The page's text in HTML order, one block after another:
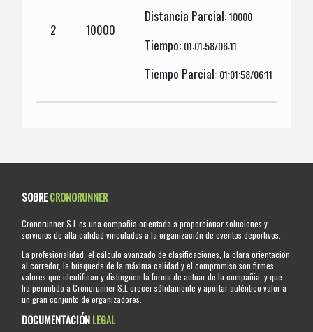
2 10000
Distancia Parcial:10000
Tiempo: 01:01:58/06:11
Tiempo Parcial: 01:01:58/06:11
SOBRECRONORUNNER
Cronorunner S.L es una compañia orientada a proporcionar soluciones y
servicios de alta calidad vinculados a la organización de eventos deportivos.
La profesionalidad, el cálculo avanzado de clasificaciones, la clara orientación
al corredor, la búsqueda de la máxima calidad y el compromiso son firmes
valores que identifican y distinguen la forma de actuar de la compañia, y que
ha permitido a Cronorunner S.L crecer sólidamente y aportar auténtico valor a
un gran conjunto de organizadores.
DOCUMENTACIÓNLEGAL